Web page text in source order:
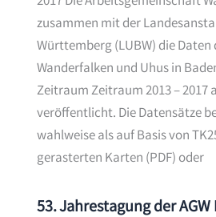
zusammen mit der
Württemberg (LUBW) die
Wanderfalken und Uhus in
Zeitraum Zeitraum 2013 –
veröffentlicht. Die Datensätze
wahlweise als auf Basis von
gerasterten Karten (PDF) oder
53. Jahrestagung der AGW